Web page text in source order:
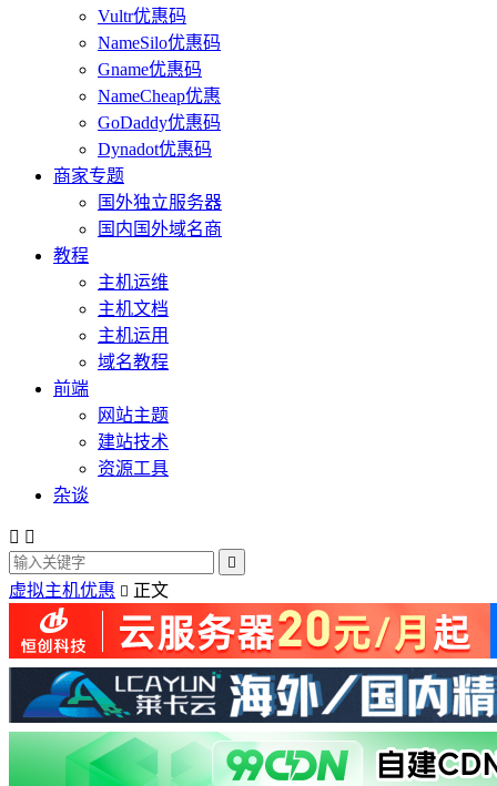
Vultr优惠码
NameSilo优惠码
Gname优惠码
NameCheap优惠
GoDaddy优惠码
Dynadot优惠码
商家专题
国外独立服务器
国内国外域名商
教程
主机运维
主机文档
主机运用
域名教程
前端
网站主题
建站技术
资源工具
杂谈
 

虚拟主机优惠  正文